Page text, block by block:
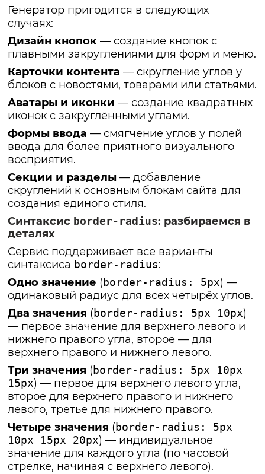
Генератор пригодится в следующих
случаях:
Дизайн кнопок — создание кнопок с
плавными закруглениями для форм и меню.
Карточки контента — скругление углов у
блоков с новостями, товарами или статьями.
Аватары и иконки — создание квадратных
иконок с закруглёнными углами.
Формы ввода — смягчение углов у полей
ввода для более приятного визуального
восприятия.
Секции и разделы — добавление
скруглений к основным блокам сайта для
создания единого стиля.
Синтаксис border-radius: разбираемся в
деталях
Сервис поддерживает все варианты
синтаксиса border-radius:
Одно значение (border-radius: 5px) —
одинаковый радиус для всех четырёх углов.
Два значения (border-radius: 5px 10px)
— первое значение для верхнего левого и
нижнего правого угла, второе — для
верхнего правого и нижнего левого.
Три значения (border-radius: 5px 10px
15px) — первое для верхнего левого угла,
второе для верхнего правого и нижнего
левого, третье для нижнего правого.
Четыре значения (border-radius: 5px
10px 15px 20px) — индивидуальное
значение для каждого угла (по часовой
стрелке, начиная с верхнего левого).